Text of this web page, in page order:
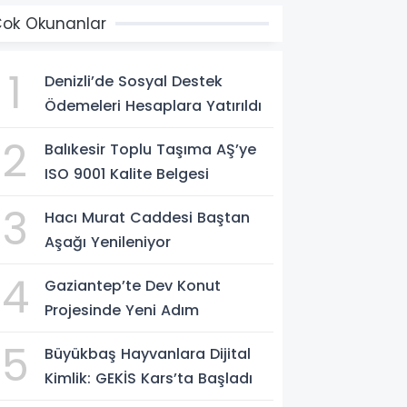
Okunanlar
1
Denizli’de Sosyal Destek
Ödemeleri Hesaplara Yatırıldı
2
Balıkesir Toplu Taşıma AŞ’ye
ISO 9001 Kalite Belgesi
3
Hacı Murat Caddesi Baştan
Aşağı Yenileniyor
4
Gaziantep’te Dev Konut
Projesinde Yeni Adım
5
Büyükbaş Hayvanlara Dijital
Kimlik: GEKİS Kars’ta Başladı